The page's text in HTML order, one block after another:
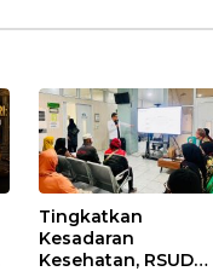
Tingkatkan
Kesadaran
Kesehatan, RSUD